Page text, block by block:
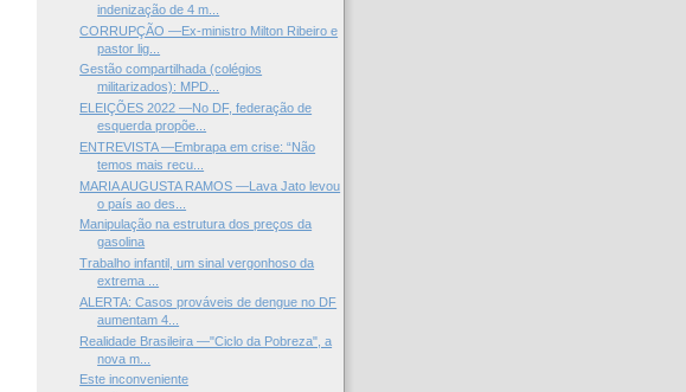
indenização de 4 m...
CORRUPÇÃO —Ex-ministro Milton Ribeiro e
pastor lig...
Gestão compartilhada (colégios
militarizados): MPD...
ELEIÇÕES 2022 —No DF, federação de
esquerda propõe...
ENTREVISTA —Embrapa em crise: “Não
temos mais recu...
MARIA AUGUSTA RAMOS —Lava Jato levou
o país ao des...
Manipulação na estrutura dos preços da
gasolina
Trabalho infantil, um sinal vergonhoso da
extrema ...
ALERTA: Casos prováveis de dengue no DF
aumentam 4...
Realidade Brasileira —"Ciclo da Pobreza", a
nova m...
Este inconveniente